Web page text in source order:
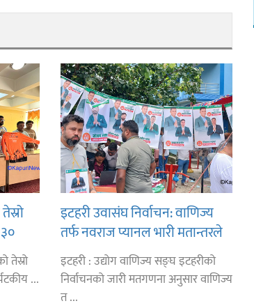
तेस्रो
...
इटहरी उवासंघ निर्वाचन: वाणिज्य
तर्फ नवराज प्यानल भारी मतान्तरले
विजयी
इटहरी : उद्योग वाणिज्य सङ्घ इटहरीको
निर्वाचनको जारी मतगणना अनुसार वाणिज्य
त ...